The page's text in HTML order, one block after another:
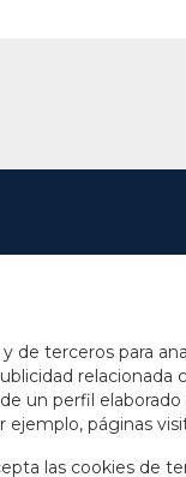
de terceros para
relacionada
un perfil
páginas
las cookies de